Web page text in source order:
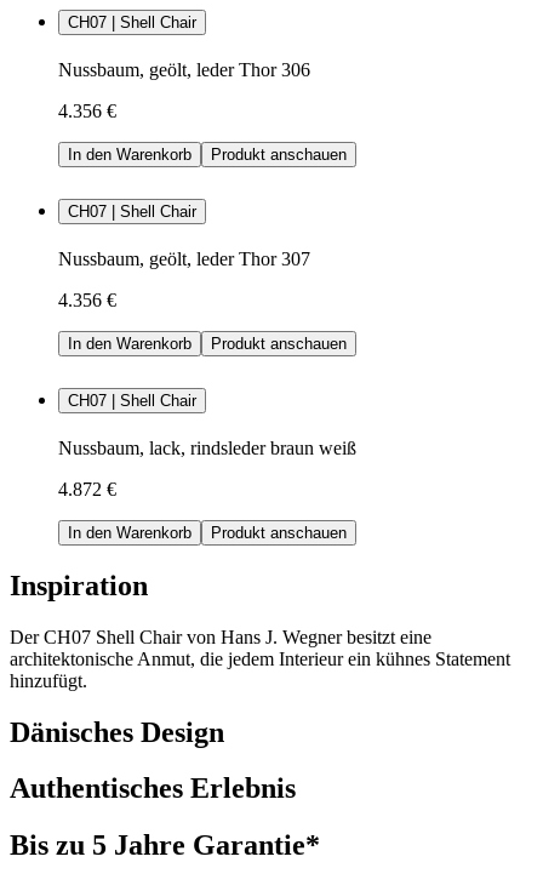
CH07 | Shell Chair
Nussbaum, geölt, leder Thor 306
4.356 €
In den Warenkorb Produkt anschauen
CH07 | Shell Chair
Nussbaum, geölt, leder Thor 307
4.356 €
In den Warenkorb Produkt anschauen
CH07 | Shell Chair
Nussbaum, lack, rindsleder braun weiß
4.872 €
In den Warenkorb Produkt anschauen
Inspiration
Der CH07 Shell Chair von Hans J. Wegner besitzt eine
architektonische Anmut, die jedem Interieur ein kühnes Statement
hinzufügt.
Dänisches Design
Authentisches Erlebnis
Bis zu 5 Jahre Garantie*